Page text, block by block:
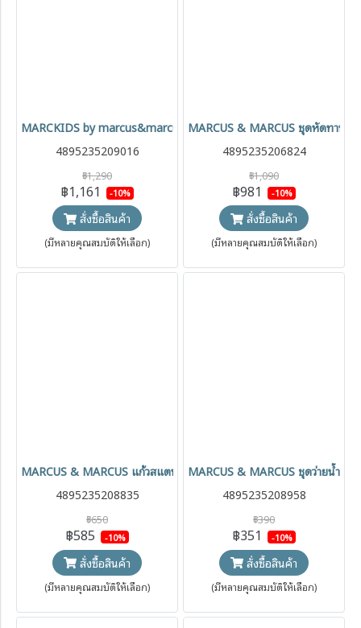
MARCKIDS by marcus&marcus หูฟังเด็ก แบบบลูทูธ
4895235209016
฿1,290
฿1,161 -10%
สั่งซื้อสินค้า
(มีหลายคุณสมบัติให้เลือก)
MARCUS & MARCUS ชุดหัดทานอ
4895235206824
฿1,090
฿981 -10%
สั่งซื้อสินค้า
(มีหลายคุณสมบัติให้เลือก)
MARCUS & MARCUS แก้วสแตนเลสเก็บอุณหภูมิ พร้อมหลอดซิลิโคน
4895235208835
฿650
฿585 -10%
สั่งซื้อสินค้า
(มีหลายคุณสมบัติให้เลือก)
MARCUS & MARCUS ชุดว่ายน้ำเด็
4895235208958
฿390
฿351 -10%
สั่งซื้อสินค้า
(มีหลายคุณสมบัติให้เลือก)